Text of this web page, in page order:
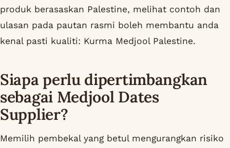
produk berasaskan Palestine, melihat contoh dan
ulasan pada pautan rasmi boleh membantu anda
kenal pasti kualiti: Kurma Medjool Palestine.
Siapa perlu dipertimbangkan
sebagai Medjool Dates
Supplier?
Memilih pembekal yang betul mengurangkan risiko